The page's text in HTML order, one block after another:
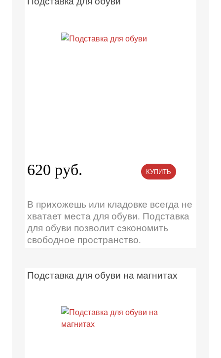
620 руб. КУПИТЬ
В прихожешь или кладовке всегда не
хватает места для обуви. Подставка
для обуви позволит сэкономить
свободное пространство.
Подставка для обуви на магнитах